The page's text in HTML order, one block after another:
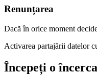
Renunțarea
Dacă în orice moment
Activarea partajării datelor
Începeți o